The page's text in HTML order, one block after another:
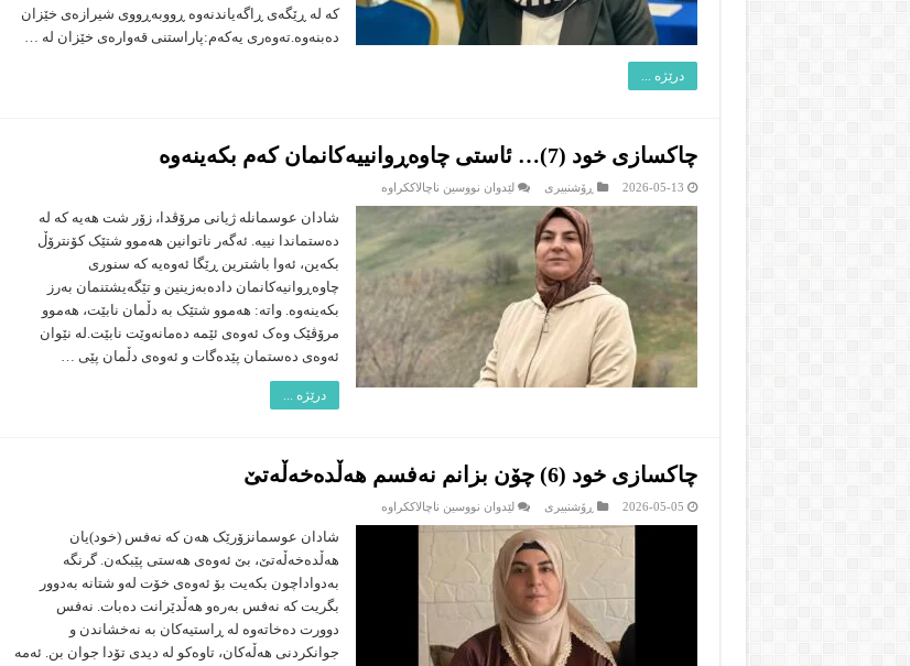
کە لە ڕێگەی ڕاگەیاندنەوە ڕووبەڕووی شیرازەی خێزان
دەبنەوە.تەوەری یەکەم:پاراستنی قەوارەی خێزان لە …
درێژە ...
چاکسازی خود (7)… ئاستی چاوەڕوانییەکانمان کەم بکەینەوە
2026-05-13 ڕۆشنبیرى لێدوان نووسین ناچالاککراوە
…
ئاستی
چاوەڕوانییەکانمان
بکەینەوە
شادان عوسمانلە ژیانی مرۆڤدا، زۆر شت هەیە کە لە
دەستماندا نییە. ئەگەر ناتوانین هەموو شتێک کۆنترۆڵ
بکەین، ئەوا باشترین ڕێگا ئەوەیە کە سنوری
چاوەڕوانیەکانمان دادەبەزینین و تێگەیشتنمان بەرز
بکەینەوە. واتە: هەموو شتێک بە دڵمان نابێت، هەموو
مرۆڤێک وەک ئەوەی ئێمە دەمانەوێت نابێت.لە نێوان
ئەوەی دەستمان پێدەگات و ئەوەی دڵمان پێی …
درێژە ...
چاکسازی خود (6) چۆن بزانم نەفسم هەڵدەخەڵەتێ
2026-05-05 ڕۆشنبیرى لێدوان نووسین ناچالاککراوە
هەڵدەخەڵەتێ
شادان عوسمانزۆرێک هەن کە نەفس (خود)یان
هەڵدەخەڵەتێ، بێ ئەوەی هەستی پێبکەن. گرنگە
بەدواداچون بکەیت بۆ ئەوەی خۆت لەو شتانە بەدوور
بگریت کە نەفس بەرەو هەڵدێرانت دەبات. نەفس
دوورت دەخاتەوە لە ڕاستیەکان بە نەخشاندن و
جوانکردنی هەڵەکان، تاوەکو لە دیدی تۆدا جوان بن. ئەمە